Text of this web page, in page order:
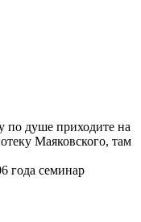
по душе приходите на
Маяковского, там
года семинар